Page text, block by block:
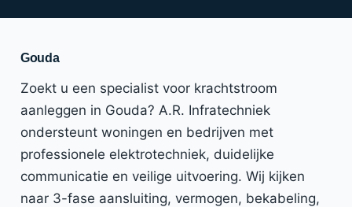
Gouda
Zoekt u een specialist voor krachtstroom
aanleggen in Gouda? A.R. Infratechniek
ondersteunt woningen en bedrijven met
professionele elektrotechniek, duidelijke
communicatie en veilige uitvoering. Wij kijken
naar 3-fase aansluiting, vermogen, bekabeling,